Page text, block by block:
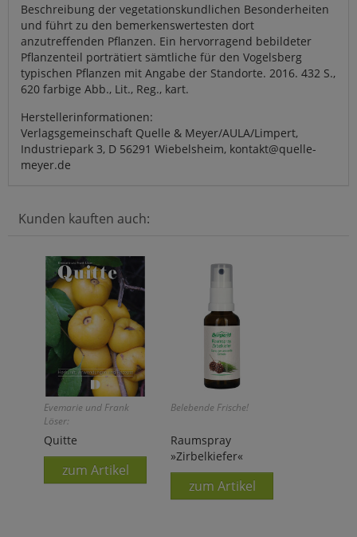
Beschreibung der vegetationskundlichen Besonderheiten
und führt zu den bemerkenswertesten dort
anzutreffenden Pflanzen. Ein hervorragend bebildeter
Pflanzenteil porträtiert sämtliche für den Vogelsberg
typischen Pflanzen mit Angabe der Standorte. 2016. 432 S.,
620 farbige Abb., Lit., Reg., kart.
Herstellerinformationen:
Verlagsgemeinschaft Quelle & Meyer/AULA/Limpert,
Industriepark 3, D 56291 Wiebelsheim, kontakt@quelle-
meyer.de
Kunden kauften auch:
Evemarie und Frank
Löser:
Quitte
zum Artikel
Belebende Frische!
Raumspray
»Zirbelkiefer«
zum Artikel